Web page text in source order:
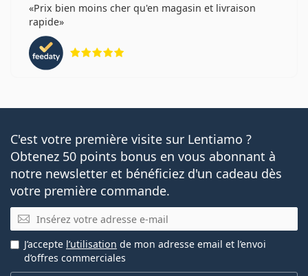
Prix bien moins cher qu'en magasin et livraison
rapide
C'est votre première visite sur Lentiamo ?
Obtenez 50 points bonus en vous abonnant à
notre newsletter et bénéficiez d'un cadeau dès
votre première commande.
E-mail
J’accepte l’utilisation de mon adresse email et l’envoi
d’offres commerciales